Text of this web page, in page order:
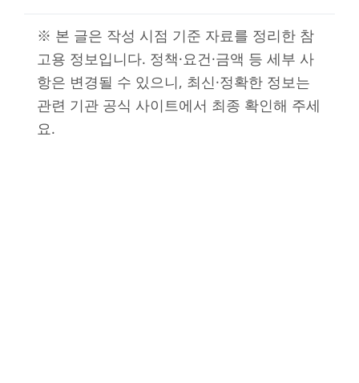
※ 본 글은 작성 시점 기준 자료를 정리한 참
고용 정보입니다. 정책·요건·금액 등 세부 사
항은 변경될 수 있으니, 최신·정확한 정보는
관련 기관 공식 사이트에서 최종 확인해 주세
요.